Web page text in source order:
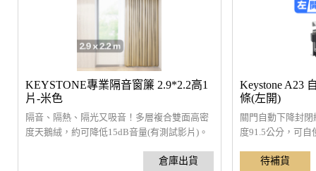
KEYSTONE專業隔音窗簾 2.9*2.2高1
片-米色
隔音、隔熱、隔光又吸音！多層複合雙面高密
度天鵝絨，約可降低15dB音量(有測試影片)。
尺。有專業隔音及零甲醛檢測報告。附窗簾掛
Keystone A23
條(左開)
關門自動下降封
度91.5公分，可自
音穿透，並可防